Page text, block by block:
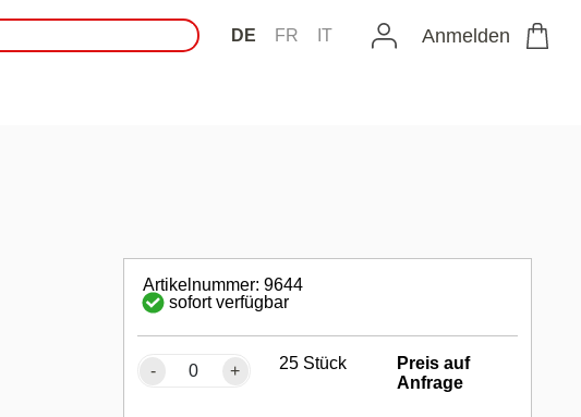
DE FR IT Anmelden
Artikelnummer: 9644
sofort verfügbar
- + 25 Stück
Preis auf
Anfrage